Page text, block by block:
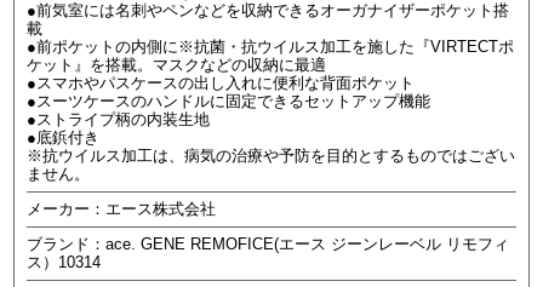
●前気室には名刺やペンなどを収納できるオーガナイザーポケット搭
載
●前ポケットの内側に※抗菌・抗ウイルス加工を施した『VIRTECTポ
ケット』を搭載。マスクなどの収納に最適
●スマホやパスケースの出し入れに便利な背面ポケット
●スーツケースのハンドルに固定できるセットアップ機能
●ストライプ柄の内装生地
●底鋲付き
※抗ウイルス加工は、病気の治療や予防を目的とするものではござい
ません。
メーカー：エース株式会社
ブランド：ace. GENE REMOFICE(エース ジーンレーベル リモフィ
ス）10314